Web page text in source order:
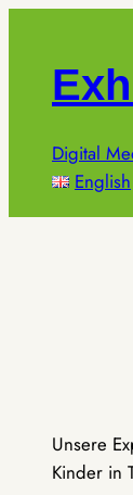
springen
Digital
English
Unsere
Kinder in